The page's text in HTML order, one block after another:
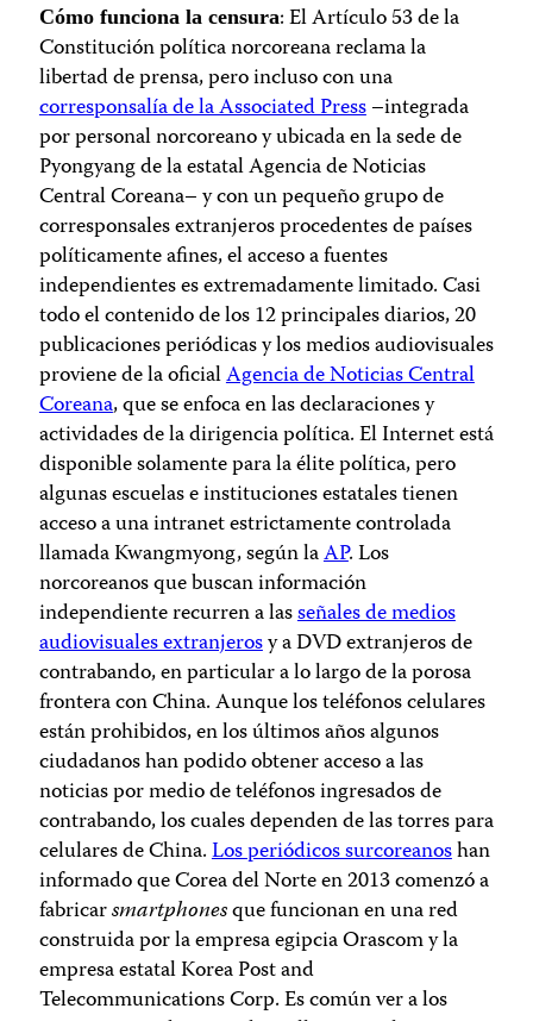
Cómo funciona la censura: El Artículo 53 de la
Constitución política norcoreana reclama la
libertad de prensa, pero incluso con una
corresponsalía de la Associated Press–integrada
por personal norcoreano y ubicada en la sede de
Pyongyang de la estatal Agencia de Noticias
Central Coreana– y con un pequeño grupo de
corresponsales extranjeros procedentes de países
políticamente afines, el acceso a fuentes
independientes es extremadamente limitado. Casi
todo el contenido de los 12 principales diarios, 20
publicaciones periódicas y los medios audiovisuales
proviene de la oficialAgencia de Noticias Central
Coreana, que se enfoca en las declaraciones y
actividades de la dirigencia política. El Internet está
disponible solamente para la élite política, pero
algunas escuelas e instituciones estatales tienen
acceso a una intranet estrictamente controlada
llamada Kwangmyong, según laAP. Los
norcoreanos que buscan información
independiente recurren a lasseñales de medios
audiovisuales extranjerosy a DVD extranjeros de
contrabando, en particular a lo largo de la porosa
frontera con China. Aunque los teléfonos celulares
están prohibidos, en los últimos años algunos
ciudadanos han podido obtener acceso a las
noticias por medio de teléfonos ingresados de
contrabando, los cuales dependen de las torres para
celulares de China.Los periódicos surcoreanoshan
informado que Corea del Norte en 2013 comenzó a
fabricarsmartphonesque funcionan en una red
construida por la empresa egipcia Orascom y la
empresa estatal Korea Post and
Telecommunications Corp. Es común ver a los